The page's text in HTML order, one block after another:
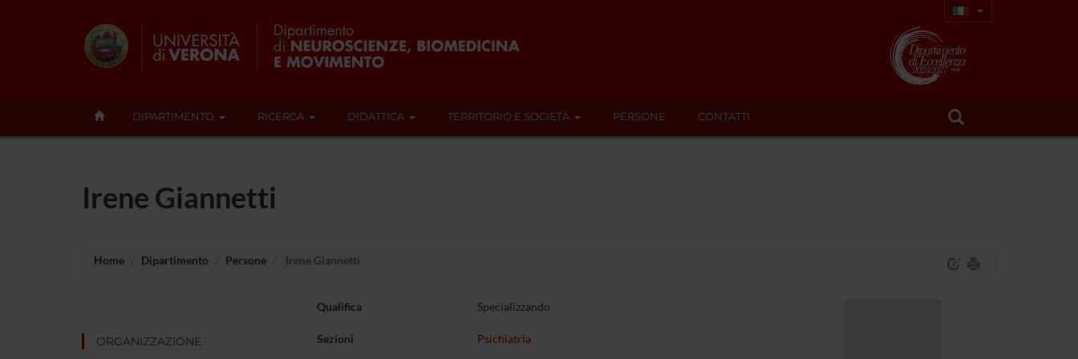
DIPARTIMENTO RICERCA DIDATTICA TERRITORIO E SOCIETÀ PERSONE CONTATTI
Irene Giannetti
Home Dipartimento Persone Irene Giannetti
ORGANIZZAZIONE
Qualifica Specializzando
Sezioni Psichiatria